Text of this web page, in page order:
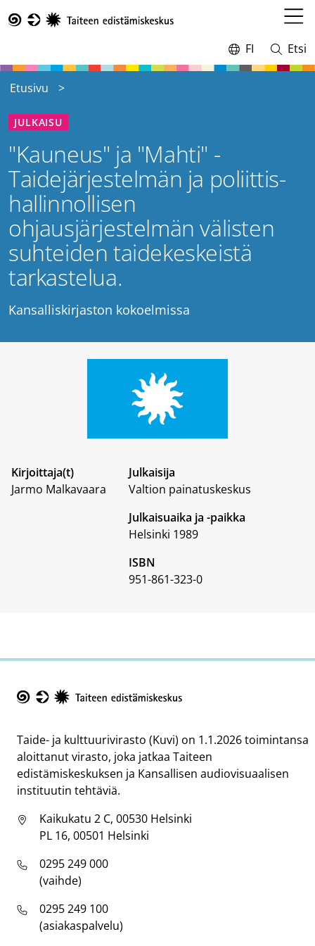
pääsisältöön
valikko
Vaihda
kieltä,
FI
Avaa
ja
Etsi
Etusivu
JULKAISU
"Kauneus" ja "Mahti" -
Taidejärjestelmän ja poliittis-
hallinnollisen
ohjausjärjestelmän välisten
suhteiden taidekeskeistä
tarkastelua.
Kansalliskirjaston kokoelmissa
Kirjoittaja(t)
Jarmo Malkavaara
Julkaisija
Valtion painatuskeskus
Julkaisuaika ja -paikka
Helsinki 1989
ISBN
951-861-323-0
Taide- ja kulttuurivirasto (Kuvi) on 1.1.2026 toimintansa
aloittanut virasto, joka jatkaa Taiteen
edistämiskeskuksen ja Kansallisen audiovisuaalisen
instituutin tehtäviä.
Kaikukatu 2 C, 00530 Helsinki
PL 16, 00501 Helsinki
0295 249 000
(vaihde)
0295 249 100
(asiakaspalvelu)